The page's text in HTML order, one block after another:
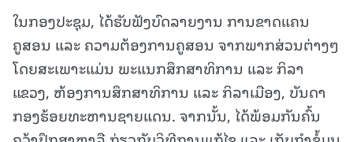
ໃນກອງປະຊຸມ, ໄດ້ຮັບຟັງບົດລາຍງານ ການຂາດແຄນ
ຄູສອນ ແລະ ຄວາມຕ້ອງການຄູສອນ ຈາກພາກສ່ວນຕ່າງໆ
ໂດຍສະເພາະແມ່ນ ພະແນກສຶກສາທິການ ແລະ ກິລາ
ແຂວງ, ຫ້ອງການສຶກສາທິການ ແລະ ກິລາເມືອງ, ບັນດາ
ກອງຮ້ອຍທະຫານຊາຍແດນ. ຈາກນັ້ນ, ໄດ້ພ້ອມກັນຄົ້ນ